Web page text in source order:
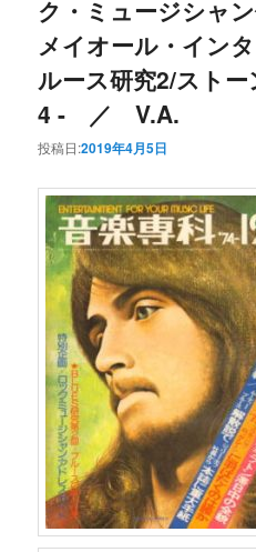
ク・ミュージシャ
メイオール・イン
ルース研究2/スト
4 - ／ V.A.
投稿日:2019年4月5日